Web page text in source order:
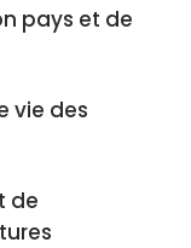
pays et de
vie des
de